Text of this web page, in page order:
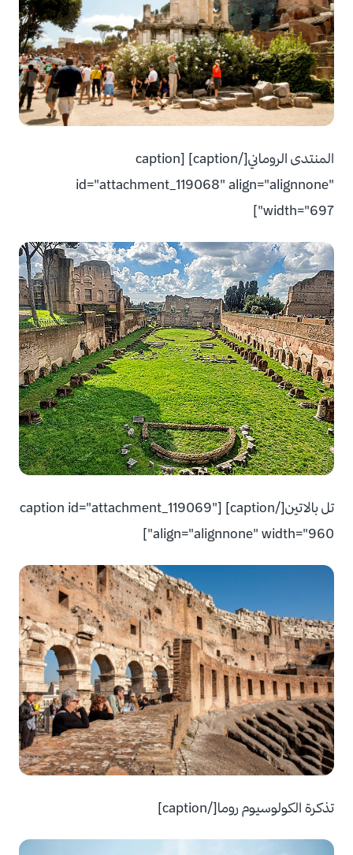
المنتدى الروماني[/caption] [caption
id="attachment_119068" align="alignnone"
width="697"]
تل بالاتين[/caption] [caption id="attachment_119069"
align="alignnone" width="960"]
تذكرة الكولوسيوم روما[/caption]